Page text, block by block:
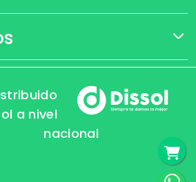
a nivel
nacional